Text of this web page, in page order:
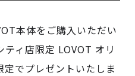
本体をご購入いただい
ィ店限定 LOVOT オリ
でプレゼントいたしま